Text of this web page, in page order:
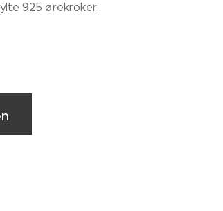
925 ørekroker.